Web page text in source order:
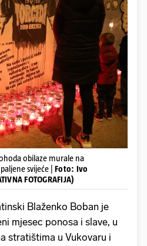
obilaze murale na
svijeće | Foto: Ivo
FOTOGRAFIJA)
Blaženko Boban je
mjesec ponosa i slave, u
stratištima u Vukovaru i